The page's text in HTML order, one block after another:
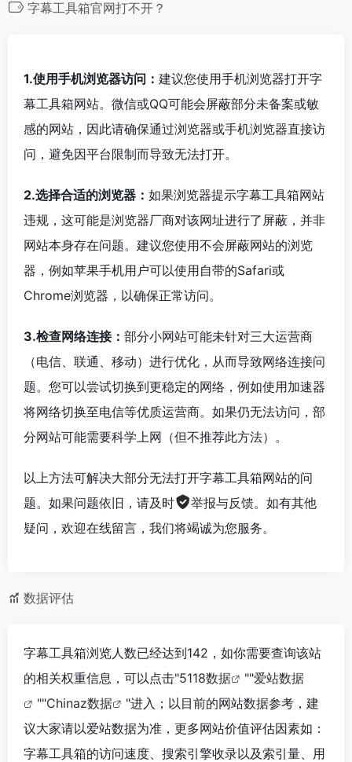
字幕工具箱官网打不开？
1.使用手机浏览器访问： 建议您使用手机浏览器打开字
幕工具箱网站。微信或QQ可能会屏蔽部分未备案或敏
感的网站，因此请确保通过浏览器或手机浏览器直接访
问，避免因平台限制而导致无法打开。
2.选择合适的浏览器： 如果浏览器提示字幕工具箱网站
违规，这可能是浏览器厂商对该网址进行了屏蔽，并非
网站本身存在问题。建议您使用不会屏蔽网站的浏览
器，例如苹果手机用户可以使用自带的Safari或
Chrome浏览器，以确保正常访问。
3.检查网络连接： 部分小网站可能未针对三大运营商
（电信、联通、移动）进行优化，从而导致网络连接问
题。您可以尝试切换到更稳定的网络，例如使用加速器
将网络切换至电信等优质运营商。如果仍无法访问，部
分网站可能需要科学上网（但不推荐此方法）。
以上方法可解决大部分无法打开字幕工具箱网站的问
题。如果问题依旧，请及时
举报与反馈。如有其他
疑问，欢迎在线留言，我们将竭诚为您服务。
数据评估
字幕工具箱浏览人数已经达到142，如你需要查询该站
的相关权重信息，可以点击"5118数据 ""爱站数据
""Chinaz数据
"进入；以目前的网站数据参考，建
议大家请以爱站数据为准，更多网站价值评估因素如：
字幕工具箱的访问速度、搜索引擎收录以及索引量、用